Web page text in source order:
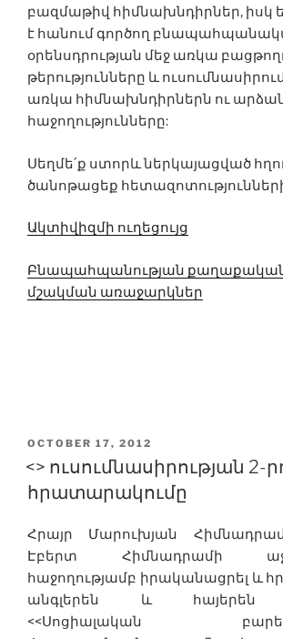
բազմաթիվ հիմնախնդիրներ, իսկ
է հանում գործող
օրենսդրության մեջ առկա
թերությունները և
առկա հիմնախնդիրներն ու
հաջողությունները:
Սեղմե՛ք ստորև ներկայացված
ծանոթացեք
Ակտիվիզմի ուղեցույց
Բնապահպանության
մշակման առաջարկներ
POSTED
OCTOBER 17, 2012
<> ուսումնասիրության 2-
հրատարակումը
Հրայր Մարուխյան
Էբերտ Հիմնադրամի
հաջողությամբ իրականացրել և
անգլերեն և հայերեն
<<Սոցիալական